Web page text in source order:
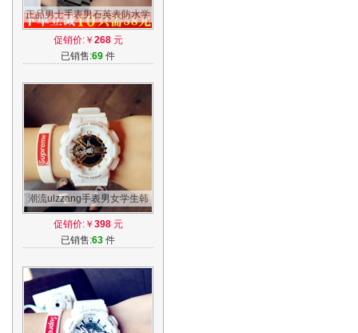
正品男士手表男石英表防水学
生男表时尚潮流超薄女表夜光
韩版腕表
促销价:￥ 268元
已销售:69 件
潮流ulzzang手表男女学生韩
版简约休闲大气电子表时尚运
动防水白
促销价:￥ 398元
已销售:63 件